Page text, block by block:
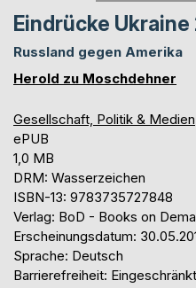
Eindrücke Ukraine
Russland gegen Amerika
Herold zu Moschdehner
Gesellschaft, Politik & Medien
ePUB
1,0 MB
DRM: Wasserzeichen
ISBN-13: 9783735727848
Verlag: BoD - Books on
Erscheinungsdatum:
Sprache: Deutsch
Barrierefreiheit: